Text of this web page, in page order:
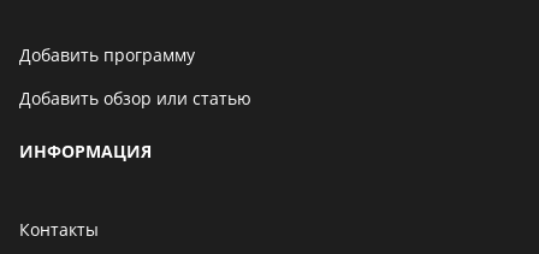
Добавить программу
Добавить обзор или статью
ИНФОРМАЦИЯ
Контакты